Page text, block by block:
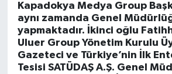
Kapadokya Medya Group
aynı zamanda Genel
yapmaktadır. İkinci oğlu
Uluer Group Yönetim Kurulu
Gazeteci ve Türkiye’nin İlk
Tesisi SATÜDAŞ A.Ş. Genel